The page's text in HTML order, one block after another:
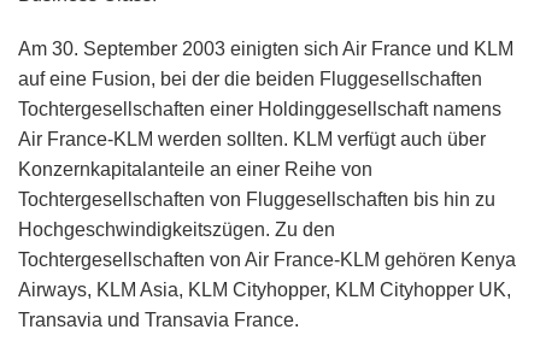
Am 30. September 2003 einigten sich Air France und KLM
auf eine Fusion, bei der die beiden Fluggesellschaften
Tochtergesellschaften einer Holdinggesellschaft namens
Air France-KLM werden sollten. KLM verfügt auch über
Konzernkapitalanteile an einer Reihe von
Tochtergesellschaften von Fluggesellschaften bis hin zu
Hochgeschwindigkeitszügen. Zu den
Tochtergesellschaften von Air France-KLM gehören Kenya
Airways, KLM Asia, KLM Cityhopper, KLM Cityhopper UK,
Transavia und Transavia France.